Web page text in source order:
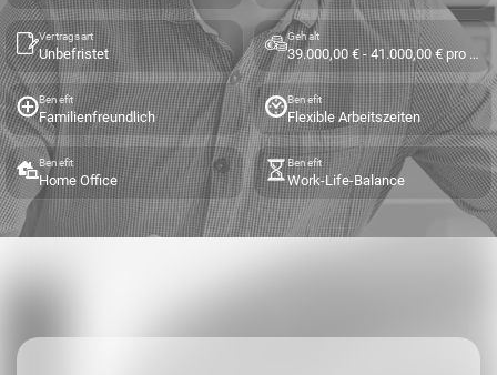
Vertragsart
Unbefristet
Gehalt
39.000,00 € - 41.000,00 € pro Jahr
Benefit
Familienfreundlich
Benefit
Flexible Arbeitszeiten
Benefit
Home Office
Benefit
Work-Life-Balance